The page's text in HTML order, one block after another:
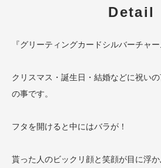
Detail
『グリーティングカードシルバーチャー
クリスマス・誕生日・結婚などに祝い
の事です。
フタを開けると中にはバラが！
貰った人のビックリ顔と笑顔が目に浮